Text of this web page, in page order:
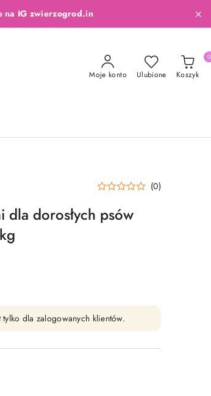
na IG zwierzogrod.in
Moje konto Ulubione Koszyk
0
(0)
dla dorosłych psów
dla zalogowanych klientów.